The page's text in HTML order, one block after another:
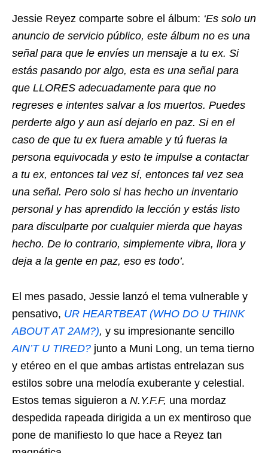
Jessie Reyez comparte sobre el álbum: ‘Es solo un
anuncio de servicio público, este álbum no es una
señal para que le envíes un mensaje a tu ex. Si
estás pasando por algo, esta es una señal para
que LLORES adecuadamente para que no
regreses e intentes salvar a los muertos. Puedes
perderte algo y aun así dejarlo en paz. Si en el
caso de que tu ex fuera amable y tú fueras la
persona equivocada y esto te impulse a contactar
a tu ex, entonces tal vez sí, entonces tal vez sea
una señal. Pero solo si has hecho un inventario
personal y has aprendido la lección y estás listo
para disculparte por cualquier mierda que hayas
hecho. De lo contrario, simplemente vibra, llora y
deja a la gente en paz, eso es todo’.
El mes pasado, Jessie lanzó el tema vulnerable y
pensativo, UR HEARTBEAT (WHO DO U THINK
ABOUT AT 2AM?), y su impresionante sencillo
AIN’T U TIRED? junto a Muni Long, un tema tierno
y etéreo en el que ambas artistas entrelazan sus
estilos sobre una melodía exuberante y celestial.
Estos temas siguieron a N.Y.F.F, una mordaz
despedida rapeada dirigida a un ex mentiroso que
pone de manifiesto lo que hace a Reyez tan